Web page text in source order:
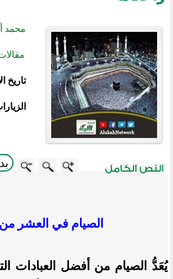
محمد
تاريخ
الصيام في العشر
يُعَدُّ الصيام من أفضل العبادات